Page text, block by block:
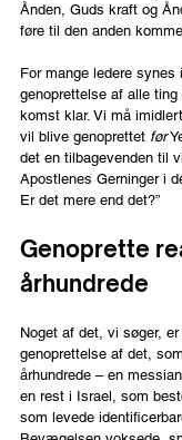
Ånden, Guds kraft og
føre til den anden
For mange ledere synes
genoprettelse af alle ting
komst klar. Vi må
vil blive genoprettet før
det en tilbagevenden til
Apostlenes Gerninger i
Er det mere end det?”
Genoprette
århundrede
Noget af det, vi søger,
genoprettelse af det,
århundrede – en
en rest i Israel, som
som levede